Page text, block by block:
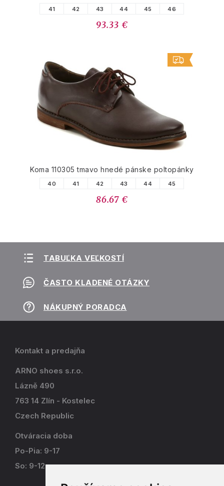
41 42 43 44 45 46
93.33 €
Koma 110305 tmavo hnedé pánske poltopánky
40 41 42 43 44 45
86.67 €
TABUĽKA VEĽKOSTÍ
ČASTO KLADENÉ OTÁZKY
NÁKUPNÝ PORADCA
Kontakt a predajňa
ARNO shoes s.r.o.
Lázně 490
763 14 Zlín - Kostelec
Czech Republic
Otváracia doba
Po-Pia: 9-17
So: 9-12